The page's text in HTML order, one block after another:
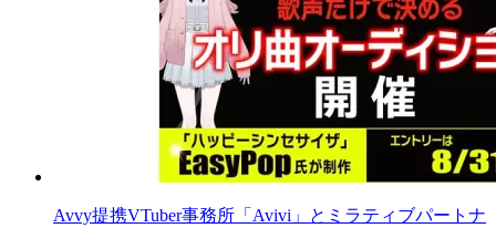
Avvy提携VTuber事務所「Avivi」とミラティブパートナ